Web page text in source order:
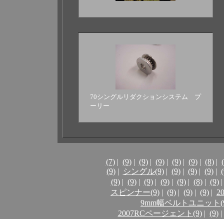
70シングルリダクションシステム プ
ーリー
(7) | (9) | (9) | (9) | (9) | (9) | (8) |
(9) | シングル(9) | (9) | (9) | (9) |
(9) | (9) | (9) | (9) | (9) | (8) | (9) |
スピンナー(9) | (9) | (9) | (9) |
9mm幅ベルトユニット
2007RCページェント(9) | (9) |